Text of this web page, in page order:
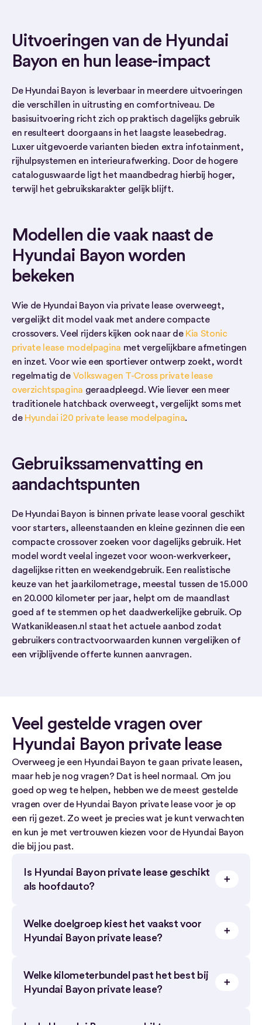
Uitvoeringen van de Hyundai
Bayon en hun lease-impact
De Hyundai Bayon is leverbaar in meerdere uitvoeringen
die verschillen in uitrusting en comfortniveau. De
basisuitvoering richt zich op praktisch dagelijks gebruik
en resulteert doorgaans in het laagste leasebedrag.
Luxer uitgevoerde varianten bieden extra infotainment,
rijhulpsystemen en interieurafwerking. Door de hogere
cataloguswaarde ligt het maandbedrag hierbij hoger,
terwijl het gebruikskarakter gelijk blijft.
Modellen die vaak naast de
Hyundai Bayon worden
bekeken
Wie de Hyundai Bayon via private lease overweegt,
vergelijkt dit model vaak met andere compacte
crossovers. Veel rijders kijken ook naar de Kia Stonic
private lease modelpagina met vergelijkbare afmetingen
en inzet. Voor wie een sportiever ontwerp zoekt, wordt
regelmatig de Volkswagen T-Cross private lease
overzichtspagina geraadpleegd. Wie liever een meer
traditionele hatchback overweegt, vergelijkt soms met
de Hyundai i20 private lease modelpagina.
Gebruikssamenvatting en
aandachtspunten
De Hyundai Bayon is binnen private lease vooral geschikt
voor starters, alleenstaanden en kleine gezinnen die een
compacte crossover zoeken voor dagelijks gebruik. Het
model wordt veelal ingezet voor woon-werkverkeer,
dagelijkse ritten en weekendgebruik. Een realistische
keuze van het jaarkilometrage, meestal tussen de 15.000
en 20.000 kilometer per jaar, helpt om de maandlast
goed af te stemmen op het daadwerkelijke gebruik. Op
Watkanikleasen.nl staat het actuele aanbod zodat
gebruikers contractvoorwaarden kunnen vergelijken of
een vrijblijvende offerte kunnen aanvragen.
Veel gestelde vragen over
Hyundai Bayon private lease
Overweeg je een Hyundai Bayon te gaan private leasen,
maar heb je nog vragen? Dat is heel normaal. Om jou
goed op weg te helpen, hebben we de meest gestelde
vragen over de Hyundai Bayon private lease voor je op
een rij gezet. Zo weet je precies wat je kunt verwachten
en kun je met vertrouwen kiezen voor de Hyundai Bayon
die bij jou past.
Is Hyundai Bayon private lease geschikt
als hoofdauto?
kan de Hyundai Bayon goed functioneren als
hoofdauto door zijn veelzijdigheid en compacte
Welke doelgroep kiest het vaakst voor
Hyundai Bayon private lease?
jonge professionals en kleine huishoudens die een
hogere zitpositie zoeken.
Welke kilometerbundel past het best bij
Hyundai Bayon private lease?